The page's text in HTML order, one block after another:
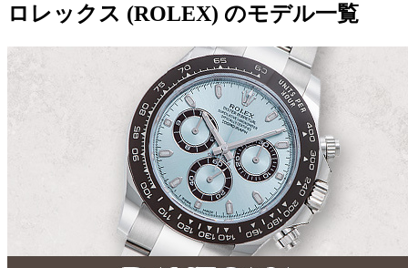
ロレックス (ROLEX) のモデル一覧